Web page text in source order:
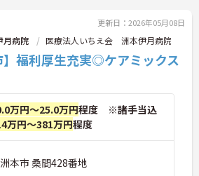
更新日：2026年05月08日
病院 医療法人いちえ会 洲本伊月病院
】福利厚生充実◎ケアミックス
万円～25.0万円程度 ※諸手当込
万円～381万円程度
本市 桑間428番地